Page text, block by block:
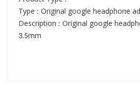
Type : Original google headphone
Description : Original google
3.5mm